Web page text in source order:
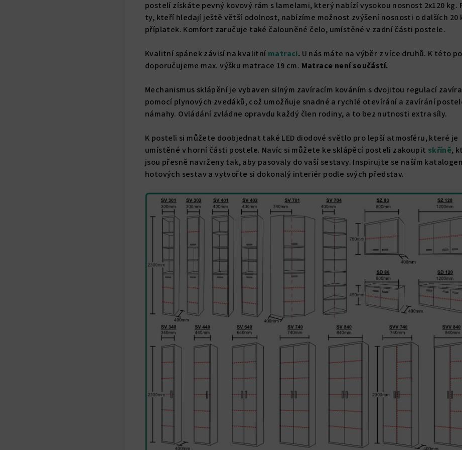
postelí získáte pevný kovový rám s lamelami, který nabízí vysokou nosnost 2x120 kg.
ty, kteří hledají ještě větší odolnost, nabízíme možnost zvýšení nosnosti o dalších 20
příplatek. Komfort zaručuje také čalouněné čelo, umístěné v zadní části postele.
Kvalitní spánek závisí na kvalitní matraci. U nás máte na výběr z více druhů. K této
doporučujeme max. výšku matrace 19 cm. Matrace není součástí.
Mechanismus sklápění je vybaven silným zavíracím kováním s dvojitou regulací
pomocí plynových zvedáků, což umožňuje snadné a rychlé otevírání a zavírání
námahy. Ovládání zvládne opravdu každý člen rodiny, a to bez nutnosti extra síly.
K posteli si můžete doobjednat také LED diodové světlo pro lepší atmosféru, které je
umístěné v horní části postele. Navíc si můžete ke sklápěcí posteli zakoupit skříně,
jsou přesně navrženy tak, aby pasovaly do vaší sestavy. Inspirujte se naším
hotových sestav a vytvořte si dokonalý interiér podle svých představ.